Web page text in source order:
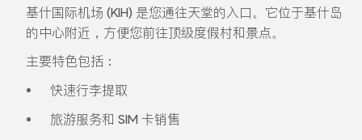
基什国际机场 (KIH) 是您通往天堂的入口。它位于基什岛
的中心附近，方便您前往顶级度假村和景点。
主要特色包括：
快速行李提取
旅游服务和 SIM 卡销售